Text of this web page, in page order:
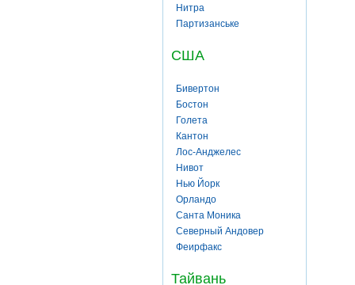
Нитра
Партизанське
США
Бивертон
Бостон
Голета
Кантон
Лос-Анджелес
Нивот
Нью Йорк
Орландо
Санта Моника
Северный Андовер
Феирфакс
Тайвань